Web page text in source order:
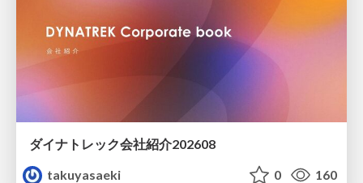
ダイナトレック会社紹介202608
takuyasaeki
0 160